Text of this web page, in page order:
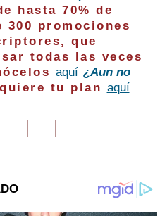
hasta 70% de
300 promociones
que
todas las veces
aquí ¿Aun no
tu plan aquí